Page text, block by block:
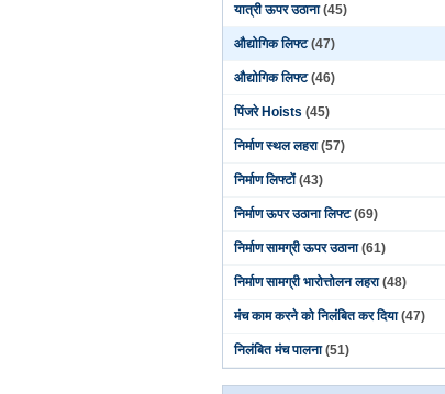
यात्री ऊपर उठाना (45)
औद्योगिक लिफ्ट (47)
औद्योगिक लिफ्ट (46)
पिंजरे Hoists (45)
निर्माण स्थल लहरा (57)
निर्माण लिफ्टों (43)
निर्माण ऊपर उठाना लिफ्ट (69)
निर्माण सामग्री ऊपर उठाना (61)
निर्माण सामग्री भारोत्तोलन लहरा (48)
मंच काम करने को निलंबित कर दिया (47)
निलंबित मंच पालना (51)